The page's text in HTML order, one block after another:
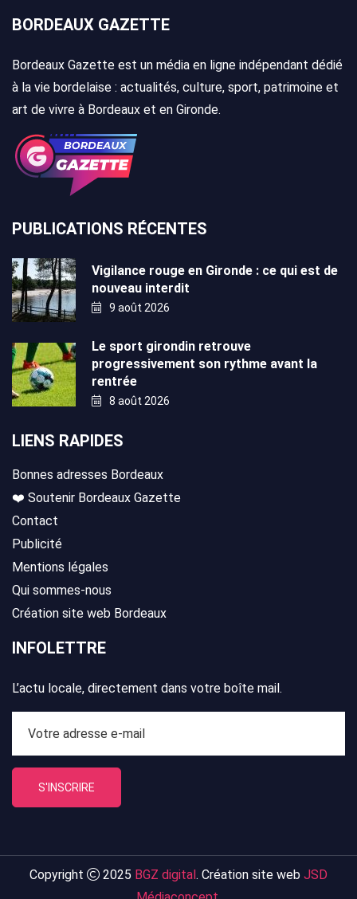
BORDEAUX GAZETTE
Bordeaux Gazette est un média en ligne indépendant dédié
à la vie bordelaise : actualités, culture, sport, patrimoine et
art de vivre à Bordeaux et en Gironde.
PUBLICATIONS RÉCENTES
Vigilance rouge en Gironde : ce qui est de
nouveau interdit
9 août 2026
Le sport girondin retrouve
progressivement son rythme avant la
rentrée
8 août 2026
LIENS RAPIDES
Bonnes adresses Bordeaux
❤️ Soutenir Bordeaux Gazette
Contact
Publicité
Mentions légales
Qui sommes-nous
Création site web Bordeaux
INFOLETTRE
L’actu locale, directement dans votre boîte mail.
S'INSCRIRE
Copyright 2025 BGZ digital . Création site web JSD